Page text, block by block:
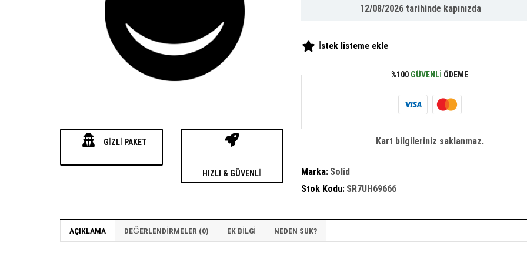
GIZLI PAKET
HIZLI & GÜVENLI
12/08/2026tarihinde kapınızda
İstek listeme ekle
%100 GÜVENLI ÖDEME
Kart bilgileriniz saklanmaz.
Marka: Solid
Stok Kodu: SR7UH69666
AÇIKLAMA DEĞERLENDIRMELER (0) EK BILGI NEDEN SUK?